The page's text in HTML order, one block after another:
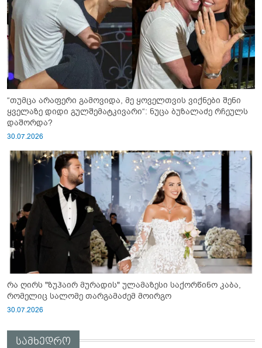
“თუმცა არაფერი გამოვიდა, მე ყოველთვის ვიქნები შენი
ყველაზე დიდი გულშემატკივარი“: ნუცა ბუზალაძე რჩეულს
დაშორდა?
30.07.2026
რა ღირს "ზუჰაირ მურადის" ულამაზესი საქორწინო კაბა,
რომელიც სალომე თარგამაძემ მოირგო
30.07.2026
სამხედრო